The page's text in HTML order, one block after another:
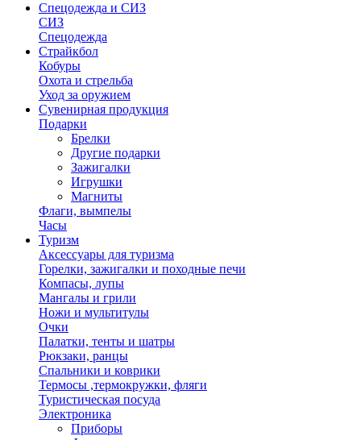
Спецодежда и СИЗ
СИЗ
Спецодежда
Страйкбол
Кобуры
Охота и стрельба
Уход за оружием
Сувенирная продукция
Подарки
Брелки
Другие подарки
Зажигалки
Игрушки
Магниты
Флаги, вымпелы
Часы
Туризм
Аксессуары для туризма
Горелки, зажигалки и походные печи
Компасы, лупы
Мангалы и грили
Ножи и мультитулы
Очки
Палатки, тенты и шатры
Рюкзаки, ранцы
Спальники и коврики
Термосы ,термокружки, фляги
Туристическая посуда
Электроника
Приборы